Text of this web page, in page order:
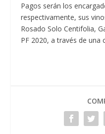
Pagos serán los
respectivamente, sus
Rosado Solo Centifolia,
PF 2020, a través de una